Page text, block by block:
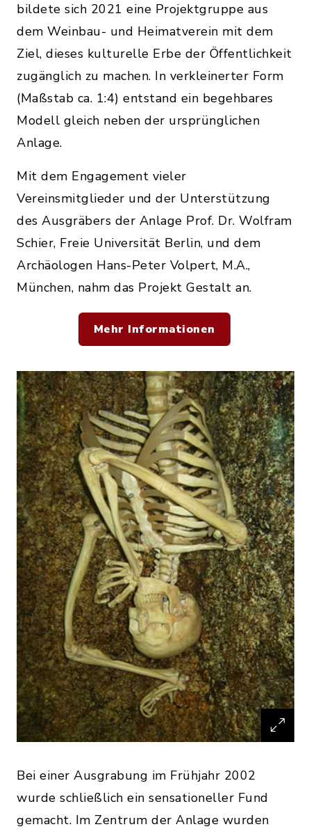
bildete sich 2021 eine Projektgruppe aus
dem Weinbau- und Heimatverein mit dem
Ziel, dieses kulturelle Erbe der Öffentlichkeit
zugänglich zu machen. In verkleinerter Form
(Maßstab ca. 1:4) entstand ein begehbares
Modell gleich neben der ursprünglichen
Anlage.
Mit dem Engagement vieler
Vereinsmitglieder und der Unterstützung
des Ausgräbers der Anlage Prof. Dr. Wolfram
Schier, Freie Universität Berlin, und dem
Archäologen Hans-Peter Volpert, M.A.,
München, nahm das Projekt Gestalt an.
Mehr Informationen
Bei einer Ausgrabung im Frühjahr 2002
wurde schließlich ein sensationeller Fund
gemacht. Im Zentrum der Anlage wurden